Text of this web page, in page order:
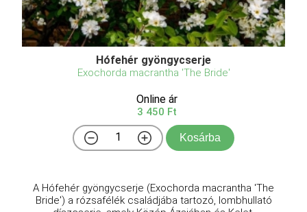
Hófehér gyöngycserje
Exochorda macrantha 'The Bride'
Online ár
3 450 Ft
Kosárba
A Hófehér gyöngycserje (Exochorda macrantha 'The
Bride') a rózsafélék családjába tartozó, lombhullató